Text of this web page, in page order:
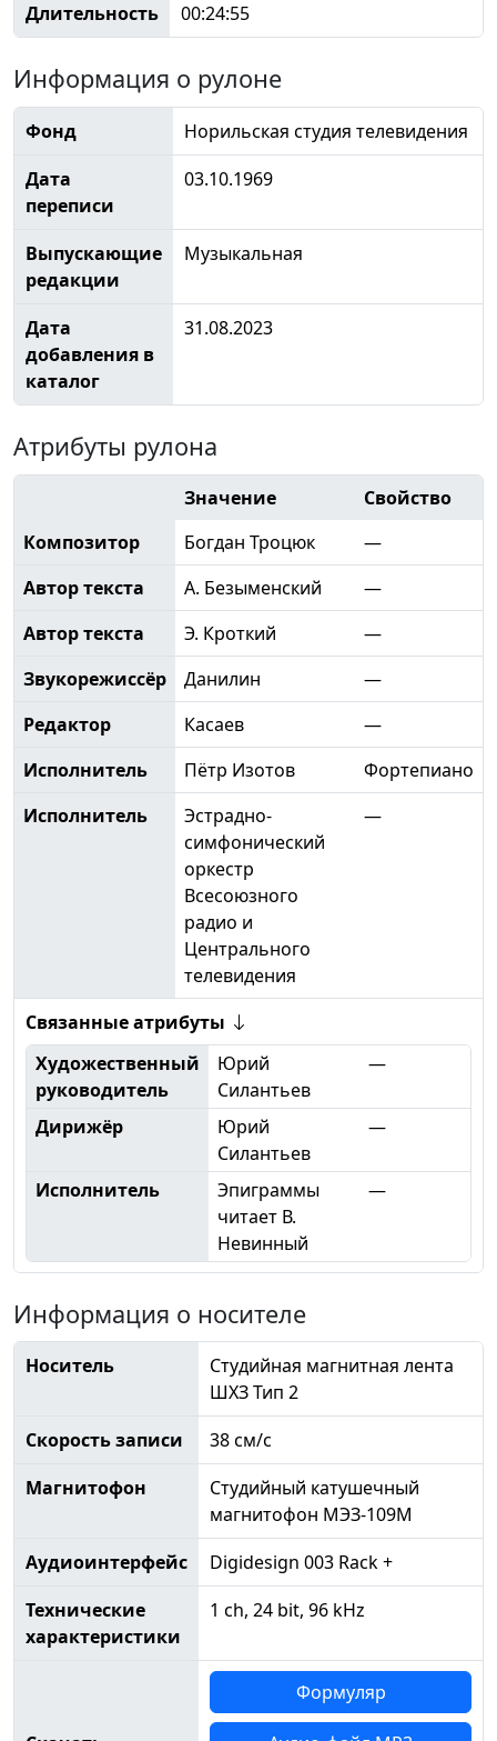
Длительность
00:24:55
Информация о рулоне
Фонд
Норильская студия телевидения
Дата
переписи
03.10.1969
Выпускающие
редакции
Музыкальная
Дата
добавления в
каталог
31.08.2023
Атрибуты рулона
Значение
Свойство
Композитор
Богдан Троцюк
—
Автор текста
А. Безыменский
—
Автор текста
Э. Кроткий
—
Звукорежиссёр
Данилин
—
Редактор
Касаев
—
Исполнитель
Пётр Изотов
Фортепиано
Исполнитель
Эстрадно-
симфонический
оркестр
Всесоюзного
радио и
Центрального
телевидения
—
Связанные атрибуты
Художественный
руководитель
Юрий
Силантьев
—
Дирижёр
Юрий
Силантьев
—
Исполнитель
Эпиграммы
читает В.
Невинный
—
Информация о носителе
Носитель
Студийная магнитная лента
ШХЗ Тип 2
Скорость записи
38 см/с
Магнитофон
Студийный катушечный
магнитофон МЭЗ-109М
Аудиоинтерфейс
Digidesign 003 Rack +
Технические
характеристики
1 ch, 24 bit, 96 kHz
Формуляр